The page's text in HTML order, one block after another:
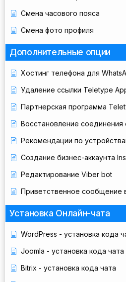
Смена часового пояса
Смена фото профиля
Дополнительные опции
Хостинг телефона для
Удаление ссылки Teletype
Партнерская программа
Восстановление соединения
Рекомендации по
Создание бизнес-аккаунта
Редактирование Viber bot
Приветственное сообщение
Установка Онлайн-чата
WordPress - установка кода
Joomla - установка кода чата
Bitrix - установка кода чата